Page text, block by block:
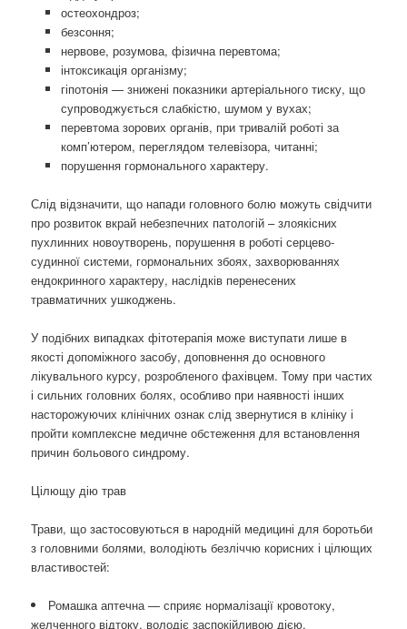
остеохондроз;
безсоння;
нервове, розумова, фізична перевтома;
інтоксикація організму;
гіпотонія — знижені показники артеріального тиску, що
супроводжується слабкістю, шумом у вухах;
перевтома зорових органів, при тривалій роботі за
комп’ютером, переглядом телевізора, читанні;
порушення гормонального характеру.
Слід відзначити, що напади головного болю можуть свідчити
про розвиток вкрай небезпечних патологій – злоякісних
пухлинних новоутворень, порушення в роботі серцево-
судинної системи, гормональних збоях, захворюваннях
ендокринного характеру, наслідків перенесених
травматичних ушкоджень.
У подібних випадках фітотерапія може виступати лише в
якості допоміжного засобу, доповнення до основного
лікувального курсу, розробленого фахівцем. Тому при частих
і сильних головних болях, особливо при наявності інших
насторожуючих клінічних ознак слід звернутися в клініку і
пройти комплексне медичне обстеження для встановлення
причин больового синдрому.
Цілющу дію трав
Трави, що застосовуються в народній медицині для боротьби
з головними болями, володіють безліччю корисних і цілющих
властивостей:
Ромашка аптечна — сприяє нормалізації кровотоку,
желченного відтоку, володіє заспокійливою дією.